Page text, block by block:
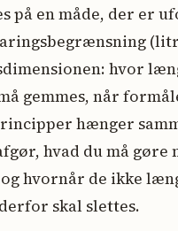
på en måde, der er
hvor
gemmes, når
hænger
hvad du må gøre
hvornår de ikke
skal slettes.